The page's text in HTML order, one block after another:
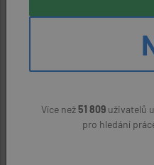
Znojmo
VECHRA Expres, spol.
Více než51 809uživatelů
pro hledání